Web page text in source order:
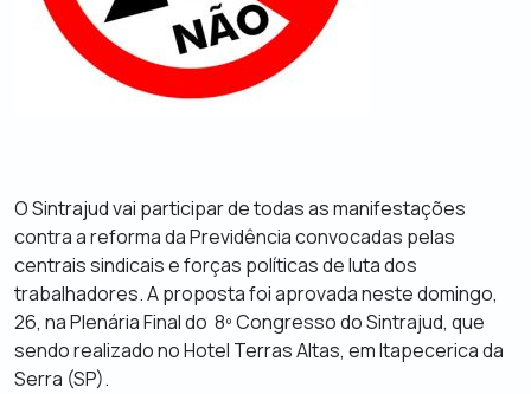
O Sintrajud vai participar de todas as manifestações
contra a reforma da Previdência convocadas pelas
centrais sindicais e forças políticas de luta dos
trabalhadores. A proposta foi aprovada neste domingo,
26, na Plenária Final do 8º Congresso do Sintrajud, que
sendo realizado no Hotel Terras Altas, em Itapecerica da
Serra (SP).